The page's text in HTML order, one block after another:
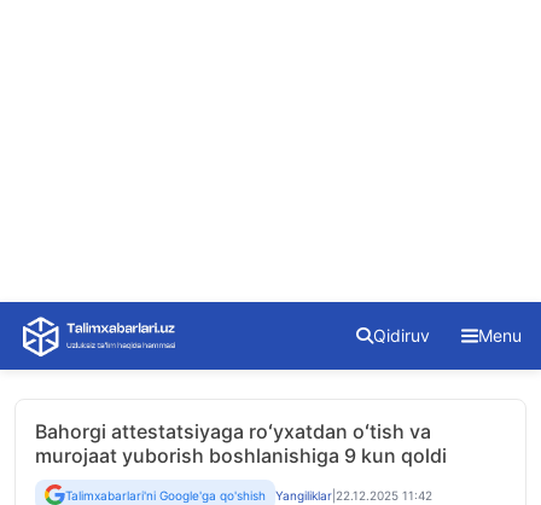
Skip
content
Qidiruv Menu
Bahorgi attestatsiyaga roʻyxatdan oʻtish va
murojaat yuborish boshlanishiga 9 kun qoldi
Talimxabarlari'ni Google'ga qo'shish Yangiliklar 22.12.2025 11:42